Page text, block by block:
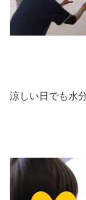
涼しい日でも水